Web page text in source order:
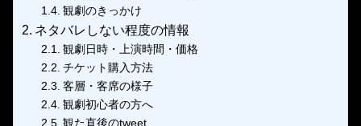
観劇のきっかけ
ネタバレしない程度の情報
観劇日時・上演時間・価格
チケット購入方法
客層・客席の様子
観劇初心者の方へ
観た直後のtweet